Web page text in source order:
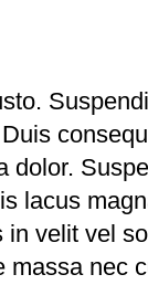
dolor.
lacus
in velit vel
massa nec